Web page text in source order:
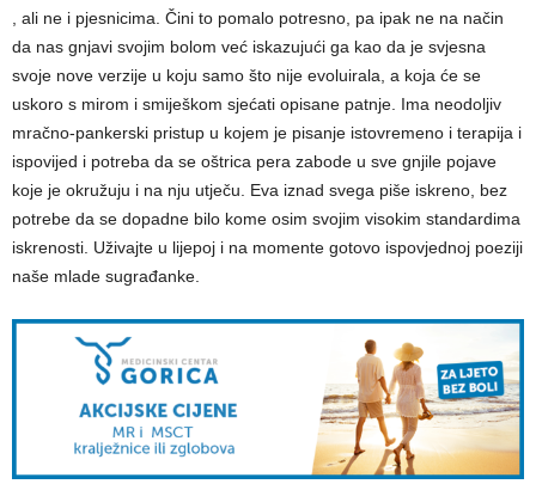
, ali ne i pjesnicima. Čini to pomalo potresno, pa ipak ne na način
da nas gnjavi svojim bolom već iskazujući ga kao da je svjesna
svoje nove verzije u koju samo što nije evoluirala, a koja će se
uskoro s mirom i smiješkom sjećati opisane patnje. Ima neodoljiv
mračno-pankerski pristup u kojem je pisanje istovremeno i terapija i
ispovijed i potreba da se oštrica pera zabode u sve gnjile pojave
koje je okružuju i na nju utječu. Eva iznad svega piše iskreno, bez
potrebe da se dopadne bilo kome osim svojim visokim standardima
iskrenosti. Uživajte u lijepoj i na momente gotovo ispovjednoj poeziji
naše mlade sugrađanke.